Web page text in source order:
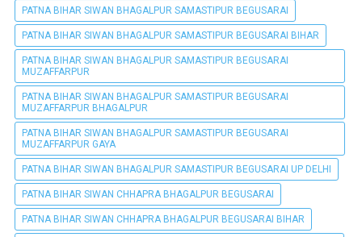
PATNA BIHAR SIWAN BHAGALPUR SAMASTIPUR BEGUSARAI
PATNA BIHAR SIWAN BHAGALPUR SAMASTIPUR BEGUSARAI BIHAR
PATNA BIHAR SIWAN BHAGALPUR SAMASTIPUR BEGUSARAI
MUZAFFARPUR
PATNA BIHAR SIWAN BHAGALPUR SAMASTIPUR BEGUSARAI
MUZAFFARPUR BHAGALPUR
PATNA BIHAR SIWAN BHAGALPUR SAMASTIPUR BEGUSARAI
MUZAFFARPUR GAYA
PATNA BIHAR SIWAN BHAGALPUR SAMASTIPUR BEGUSARAI UP DELHI
PATNA BIHAR SIWAN CHHAPRA BHAGALPUR BEGUSARAI
PATNA BIHAR SIWAN CHHAPRA BHAGALPUR BEGUSARAI BIHAR